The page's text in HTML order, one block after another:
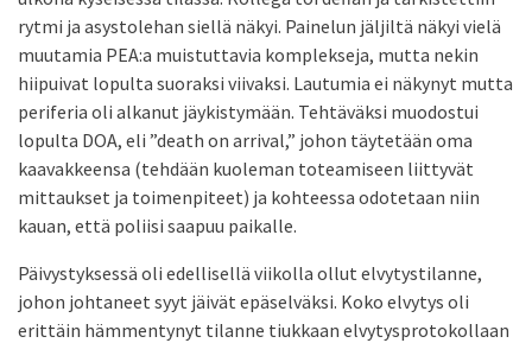
rytmi ja asystolehan siellä näkyi. Painelun jäljiltä näkyi vielä
muutamia PEA:a muistuttavia komplekseja, mutta nekin
hiipuivat lopulta suoraksi viivaksi. Lautumia ei näkynyt mutta
periferia oli alkanut jäykistymään. Tehtäväksi muodostui
lopulta DOA, eli ”death on arrival,” johon täytetään oma
kaavakkeensa (tehdään kuoleman toteamiseen liittyvät
mittaukset ja toimenpiteet) ja kohteessa odotetaan niin
kauan, että poliisi saapuu paikalle.
Päivystyksessä oli edellisellä viikolla ollut elvytystilanne,
johon johtaneet syyt jäivät epäselväksi. Koko elvytys oli
erittäin hämmentynyt tilanne tiukkaan elvytysprotokollaan